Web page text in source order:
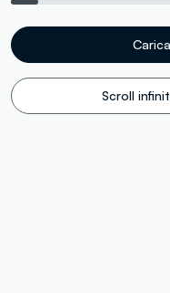
Scroll